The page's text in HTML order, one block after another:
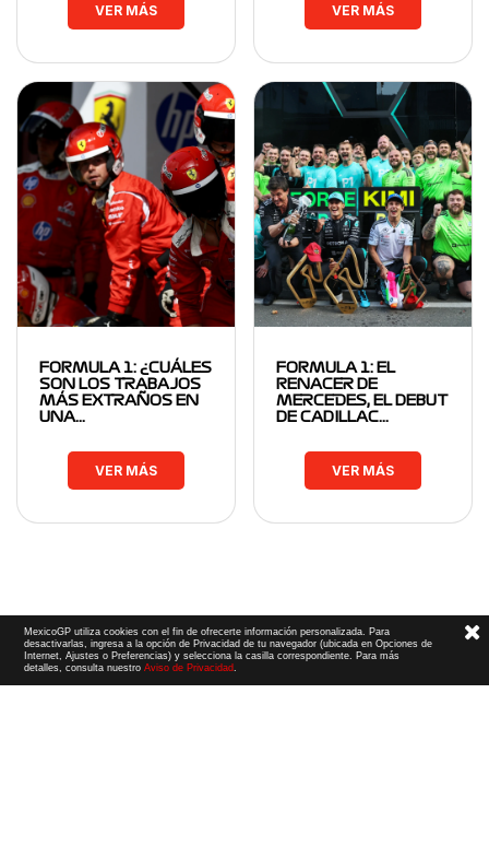
VER MÁS VER MÁS
FORMULA 1: ¿CUÁLES
SON LOS TRABAJOS
MÁS EXTRAÑOS EN
UNA…
VER MÁS
FORMULA 1: EL
RENACER DE
MERCEDES, EL DEBUT
DE CADILLAC…
VER MÁS
MexicoGP utiliza cookies con el fin de ofrecerte información personalizada. Para
desactivarlas, ingresa a la opción de Privacidad de tu navegador (ubicada en Opciones de
Internet, Ajustes o Preferencias) y selecciona la casilla correspondiente. Para más
detalles, consulta nuestroAviso de Privacidad.